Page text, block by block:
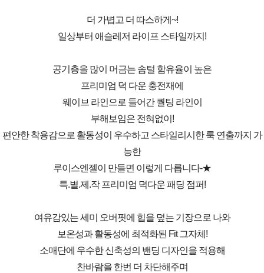
더 가볍고 더 따스하게~!
일상부터 애슬레저 라이프 스타일까지!
공기층을 많이 머금는 솜털 함유율이 높은
프리미엄 덕 다운 충전재에
웨이브 라인으로 들어간 퀄팅 라인이
부해보임은 전혀없이!
편안한 착용감으로 활동성이 우수하고 스타일리시한 룩 연출까지 가
능한
루이스엔젤이 만들면 이렇게 다릅니다-★
특.별.제.작 프리미엄 덕다운 패딩 점퍼!
여유감있는 세미 오버핏에 힙을 덮는 기장으로 나와
보온성과 활동성에 최적화된 Fit 그자체!
소매단에 우수한 신축성의 밴딩 디자인을 적용해
찬바람을 한번 더 차단해주며